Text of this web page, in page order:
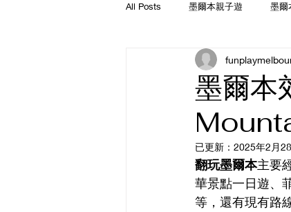
All Posts 墨爾本親子遊 墨爾
墨爾本好店推薦 墨爾本遊記
墨爾本
已更新： 2025年2月
翻玩墨爾本主要
華景點一日遊、
等，還有現有路